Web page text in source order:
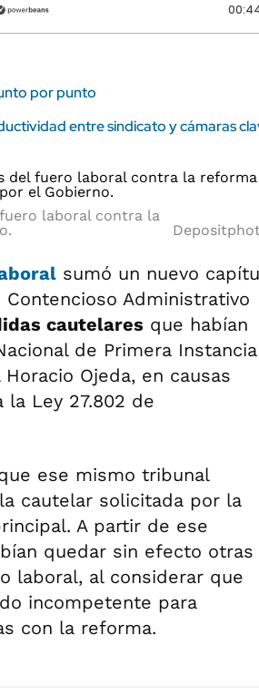
por punto
entre sindicato y cámaras
laboral contra la
sumó un nuevo
Administrativo
cautelares que habían
de Primera Instancia
Ojeda, en causas
Ley 27.802 de
ese mismo tribunal
cautelar solicitada por la
A partir de ese
quedar sin efecto otras
laboral, al considerar que
incompetente para
con la reforma.